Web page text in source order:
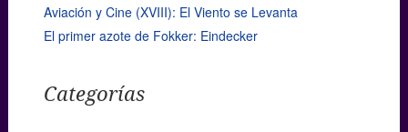
Aviación y Cine (XVIII): El Viento se Levanta
El primer azote de Fokker: Eindecker
Categorías